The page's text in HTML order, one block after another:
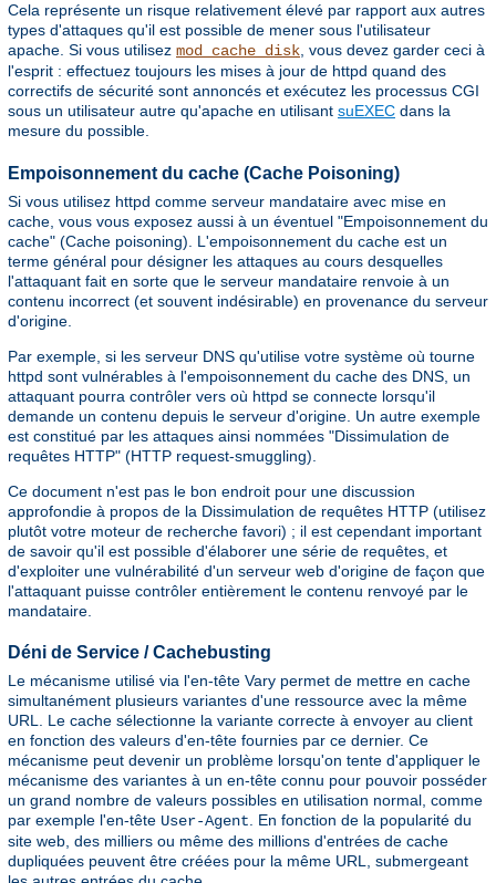
Cela représente un risque relativement élevé par rapport aux autres
types d'attaques qu'il est possible de mener sous l'utilisateur
apache. Si vous utilisez mod_cache_disk, vous devez garder ceci à
l'esprit : effectuez toujours les mises à jour de httpd quand des
correctifs de sécurité sont annoncés et exécutez les processus CGI
sous un utilisateur autre qu'apache en utilisant suEXEC dans la
mesure du possible.
Empoisonnement du cache (Cache Poisoning)
Si vous utilisez httpd comme serveur mandataire avec mise en
cache, vous vous exposez aussi à un éventuel "Empoisonnement du
cache" (Cache poisoning). L'empoisonnement du cache est un
terme général pour désigner les attaques au cours desquelles
l'attaquant fait en sorte que le serveur mandataire renvoie à un
contenu incorrect (et souvent indésirable) en provenance du serveur
d'origine.
Par exemple, si les serveur DNS qu'utilise votre système où tourne
httpd sont vulnérables à l'empoisonnement du cache des DNS, un
attaquant pourra contrôler vers où httpd se connecte lorsqu'il
demande un contenu depuis le serveur d'origine. Un autre exemple
est constitué par les attaques ainsi nommées "Dissimulation de
requêtes HTTP" (HTTP request-smuggling).
Ce document n'est pas le bon endroit pour une discussion
approfondie à propos de la Dissimulation de requêtes HTTP (utilisez
plutôt votre moteur de recherche favori) ; il est cependant important
de savoir qu'il est possible d'élaborer une série de requêtes, et
d'exploiter une vulnérabilité d'un serveur web d'origine de façon que
l'attaquant puisse contrôler entièrement le contenu renvoyé par le
mandataire.
Déni de Service / Cachebusting
Le mécanisme utilisé via l'en-tête Vary permet de mettre en cache
simultanément plusieurs variantes d'une ressource avec la même
URL. Le cache sélectionne la variante correcte à envoyer au client
en fonction des valeurs d'en-tête fournies par ce dernier. Ce
mécanisme peut devenir un problème lorsqu'on tente d'appliquer le
mécanisme des variantes à un en-tête connu pour pouvoir posséder
un grand nombre de valeurs possibles en utilisation normal, comme
par exemple l'en-tête User-Agent . En fonction de la popularité du
site web, des milliers ou même des millions d'entrées de cache
dupliquées peuvent être créées pour la même URL, submergeant